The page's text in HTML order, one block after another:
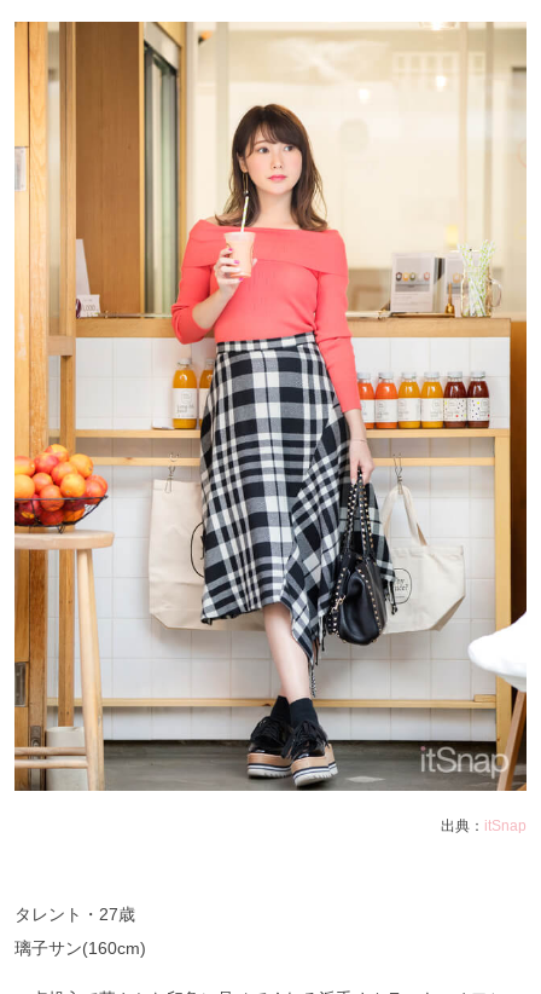
出典： itSnap
タレント・27歳
璃子サン(160cm)